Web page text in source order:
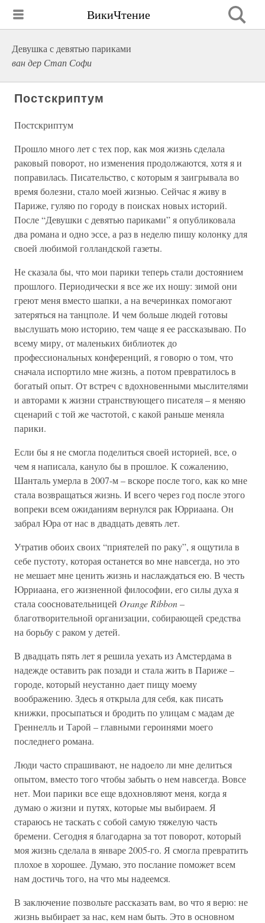
ВикиЧтение
Девушка с девятью париками
ван дер Стап Софи
Постскриптум
Постскриптум
Прошло много лет с тех пор, как моя жизнь сделала
раковый поворот, но изменения продолжаются, хотя я и
поправилась. Писательство, с которым я заигрывала во
время болезни, стало моей жизнью. Сейчас я живу в
Париже, гуляю по городу в поисках новых историй.
После “Девушки с девятью париками” я опубликовала
два романа и одно эссе, а раз в неделю пишу колонку для
своей любимой голландской газеты.
Не сказала бы, что мои парики теперь стали достоянием
прошлого. Периодически я все же их ношу: зимой они
греют меня вместо шапки, а на вечеринках помогают
затеряться на танцполе. И чем больше людей готовы
выслушать мою историю, тем чаще я ее рассказываю. По
всему миру, от маленьких библиотек до
профессиональных конференций, я говорю о том, что
сначала испортило мне жизнь, а потом превратилось в
богатый опыт. От встреч с вдохновенными мыслителями
и авторами к жизни странствующего писателя – я меняю
сценарий с той же частотой, с какой раньше меняла
парики.
Если бы я не смогла поделиться своей историей, все, о
чем я написала, кануло бы в прошлое. К сожалению,
Шанталь умерла в 2007-м – вскоре после того, как ко мне
стала возвращаться жизнь. И всего через год после этого
вопреки всем ожиданиям вернулся рак Юрриаана. Он
забрал Юра от нас в двадцать девять лет.
Утратив обоих своих “приятелей по раку”, я ощутила в
себе пустоту, которая останется во мне навсегда, но это
не мешает мне ценить жизнь и наслаждаться ею. В честь
Юрриаана, его жизненной философии, его силы духа я
стала соосновательницей Orange Ribbon–
благотворительной организации, собирающей средства
на борьбу с раком у детей.
В двадцать пять лет я решила уехать из Амстердама в
надежде оставить рак позади и стала жить в Париже –
городе, который неустанно дает пищу моему
воображению. Здесь я открыла для себя, как писать
книжки, просыпаться и бродить по улицам с мадам де
Греннелль и Тарой – главными героинями моего
последнего романа.
Люди часто спрашивают, не надоело ли мне делиться
опытом, вместо того чтобы забыть о нем навсегда. Вовсе
нет. Мои парики все еще вдохновляют меня, когда я
думаю о жизни и путях, которые мы выбираем. Я
стараюсь не таскать с собой самую тяжелую часть
бремени. Сегодня я благодарна за тот поворот, который
моя жизнь сделала в январе 2005-го. Я смогла превратить
плохое в хорошее. Думаю, это послание поможет всем
нам достичь того, на что мы надеемся.
В заключение позвольте рассказать вам, во что я верю: не
жизнь выбирает за нас, кем нам быть. Это в основном